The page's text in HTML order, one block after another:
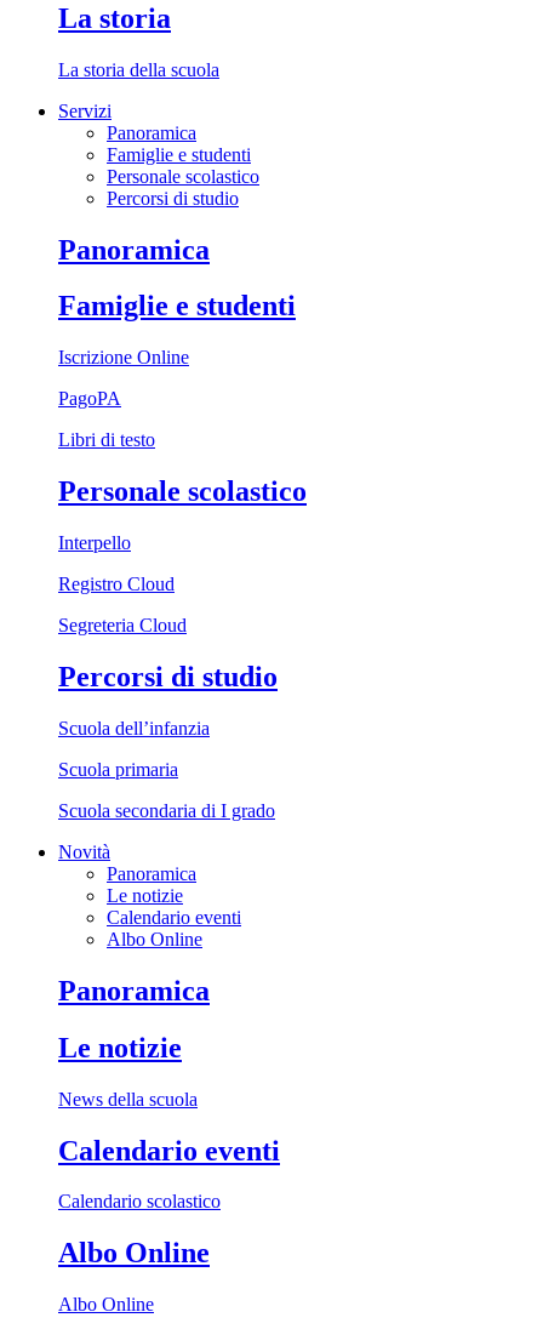
La storia
La storia della scuola
Servizi
Panoramica
Famiglie e studenti
Personale scolastico
Percorsi di studio
Panoramica
Famiglie e studenti
Iscrizione Online
PagoPA
Libri di testo
Personale scolastico
Interpello
Registro Cloud
Segreteria Cloud
Percorsi di studio
Scuola dell’infanzia
Scuola primaria
Scuola secondaria di I grado
Novità
Panoramica
Le notizie
Calendario eventi
Albo Online
Panoramica
Le notizie
News della scuola
Calendario eventi
Calendario scolastico
Albo Online
Albo Online